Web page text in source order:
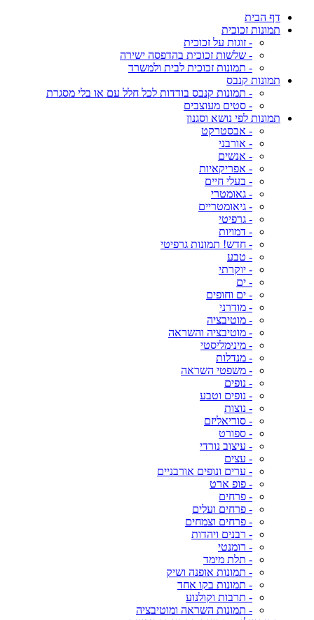
דף הבית
תמונות זכוכית
- זוגות על זכוכית
- שלשות זכוכית בהדפסה ישירה
- תמונות זכוכית לבית ולמשרד
תמונות קנבס
- תמונות קנבס בודדות לכל חלל עם או בלי מסגרת
- סטים מעוצבים
תמונות לפי נושא וסגנון
- אבסטרקט
- אורבני
- אנשים
- אפריקאיות
- בעלי חיים
- גאומטרי
- גיאומטריים
- גרפיטי
- דמויות
- חדש! תמונות גרפיטי
- טבע
- יוקרתי
- ים
- ים וחופים
- מודרני
- מוטיבציה
- מוטיבציה והשראה
- מינימליסטי
- מנדלות
- משפטי השראה
- נופים
- נופים וטבע
- נוצות
- סוריאליזם
- ספורט
- עיצוב נורדי
- עצים
- ערים ונופים אורבניים
- פופ ארט
- פרחים
- פרחים ועלים
- פרחים וצמחים
- רבנים ויהדות
- רומנטי
- תלת מימד
- תמונות אופנה ושיק
- תמונות בקו אחד
- תרבות וקולנוע
- תמונות השראה ומוטיבציה